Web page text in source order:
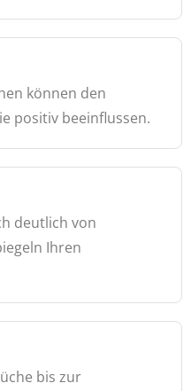
können den
positiv beeinflussen.
deutlich von
Ihren
bis zur